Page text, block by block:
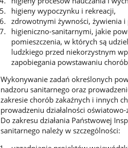
higieny wypoczynku i rekreacji,
zdrowotnymi żywności, żywienia
higieniczno-sanitarnymi, jakie
pomieszczenia, w których są
ludzkiego przed niekorzystnym
zapobiegania powstawaniu
Wykonywanie zadań określonych
nadzoru sanitarnego oraz
zakresie chorób zakaźnych i innych
prowadzeniu działalności
Do zakresu działania Państwowej
sanitarnego należy w szczególności: